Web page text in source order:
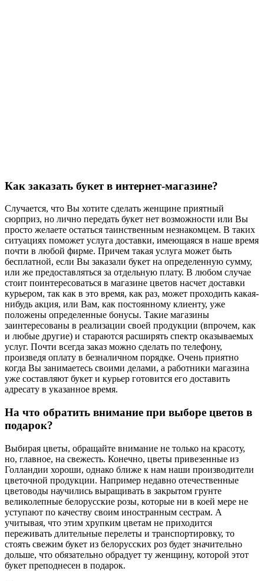
Как заказать букет в интернет-магазине?
Случается, что Вы хотите сделать женщине приятный
сюрприз, но лично передать букет нет возможности или Вы
просто желаете остаться таинственным незнакомцем. В таких
ситуациях поможет услуга доставки, имеющаяся в наше время
почти в любой фирме. Причем такая услуга может быть
бесплатной, если Вы заказали букет на определенную сумму,
или же предоставляться за отдельную плату. В любом случае
стоит поинтересоваться в магазине цветов насчет доставки
курьером, так как в это время, как раз, может проходить какая-
нибудь акция, или Вам, как постоянному клиенту, уже
положены определенные бонусы. Такие магазины
заинтересованы в реализации своей продукции (впрочем, как
и любые другие) и стараются расширять спектр оказываемых
услуг. Почти всегда заказ можно сделать по телефону,
произведя оплату в безналичном порядке. Очень приятно
когда Вы занимаетесь своими делами, а работники магазина
уже составляют букет и курьер готовится его доставить
адресату в указанное время.
На что обратить внимание при выборе цветов в
подарок?
Выбирая цветы, обращайте внимание не только на красоту,
но, главное, на свежесть. Конечно, цветы привезенные из
Голландии хороши, однако ближе к нам наши производители
цветочной продукции. Например недавно отечественные
цветоводы научились выращивать в закрытом грунте
великолепные белорусские розы, которые ни в коей мере не
уступают по качеству своим иностранным сестрам. А
учитывая, что этим хрупким цветам не приходится
переживать длительные перелеты и транспортировку, то
стоять свежим букет из белорусских роз будет значительно
дольше, что обязательно обрадует ту женщину, которой этот
букет преподнесен в подарок.